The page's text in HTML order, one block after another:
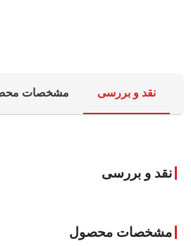
نقد و بررسی مشخصات
نقد و بررسی
مشخصات محصول